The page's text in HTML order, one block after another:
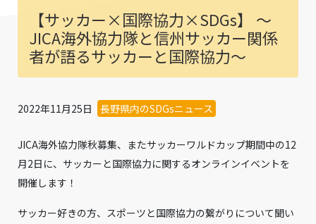
【サッカー×国際協力×SDGs】 ～
JICA海外協力隊と信州サッカー関係
者が語るサッカーと国際協力～
2022年11月25日 長野県内のSDGsニュース
JICA海外協力隊秋募集、またサッカーワルドカップ期間中の12
月2日に、サッカーと国際協力に関するオンラインイベントを
開催します！
サッカー好きの方、スポーツと国際協力の繋がりについて聞い